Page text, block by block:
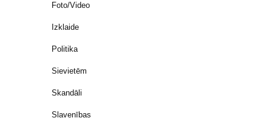
Foto/Video
Izklaide
Politika
Sievietēm
Skandāli
Slavenības